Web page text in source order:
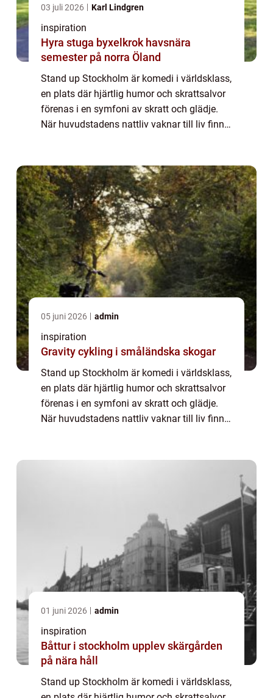
03 juli 2026 Karl Lindgren
inspiration
Hyra stuga byxelkrok havsnära
semester på norra Öland
Stand up Stockholm är komedi i världsklass,
en plats där hjärtlig humor och skrattsalvor
förenas i en symfoni av skratt och glädje.
När huvudstadens nattliv vaknar till liv finns
05 juni 2026 admin
inspiration
Gravity cykling i småländska skogar
Stand up Stockholm är komedi i världsklass,
en plats där hjärtlig humor och skrattsalvor
förenas i en symfoni av skratt och glädje.
När huvudstadens nattliv vaknar till liv finns
01 juni 2026 admin
inspiration
Båttur i stockholm upplev skärgården
på nära håll
Stand up Stockholm är komedi i världsklass,